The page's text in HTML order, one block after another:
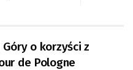
o korzyści z
de Pologne